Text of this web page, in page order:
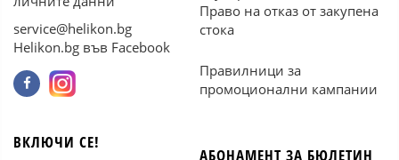
service@helikon.bg
Helikon.bg във Facebook
Право на отказ от закупена
стока
Правилници за
промоционални кампании
ВКЛЮЧИ СЕ!
АБОНАМЕНТ ЗА БЮЛЕТИН